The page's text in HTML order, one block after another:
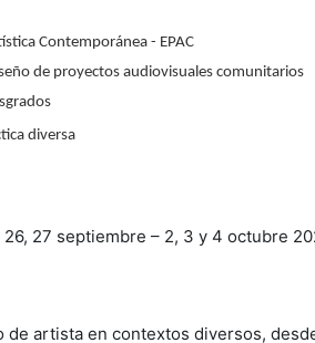
Contemporánea - EPAC
de proyectos audiovisuales comunitarios
diversa
27 septiembre – 2, 3 y 4 octubre
artista en contextos diversos,